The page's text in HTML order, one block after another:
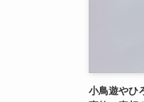
小鳥遊やひ